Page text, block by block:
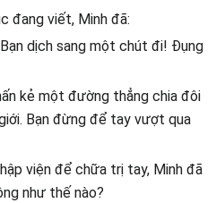
đang viết, Minh đã:
dịch sang một chút đi! Đụng
kẻ một đường thẳng chia đôi
Bạn đừng để tay vượt qua
viện để chữa trị tay, Minh đã
như thế nào?